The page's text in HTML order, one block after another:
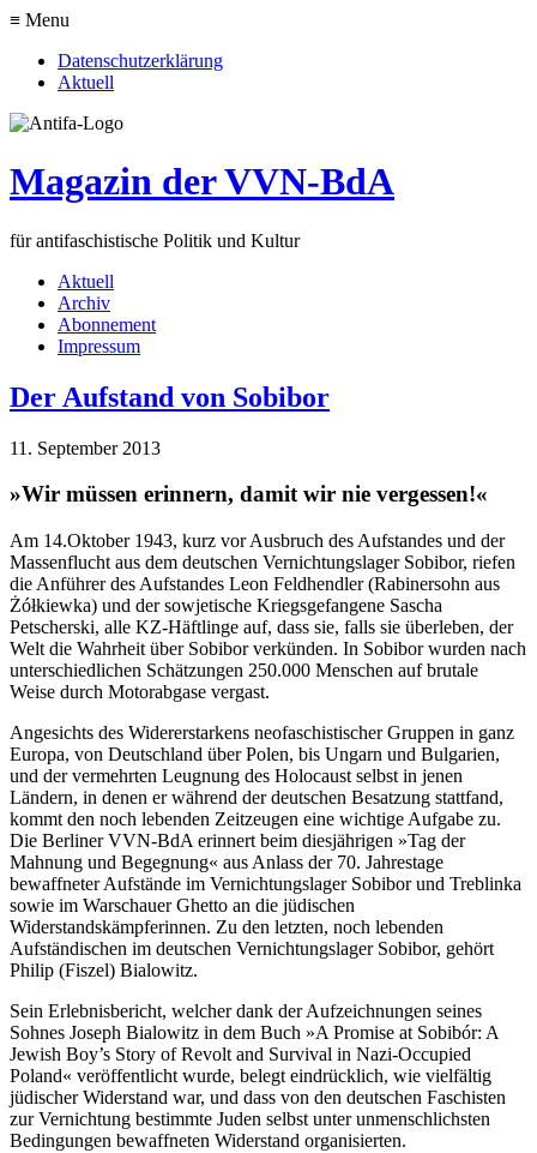
≡ Menu
Datenschutzerklärung
Aktuell
Magazin der VVN-BdA
für antifaschistische Politik und Kultur
Aktuell
Archiv
Abonnement
Impressum
Der Aufstand von Sobibor
11. September 2013
»Wir müssen erinnern, damit wir nie vergessen!«
Am 14.Oktober 1943, kurz vor Ausbruch des Aufstandes und der
Massenflucht aus dem deutschen Vernichtungslager Sobibor, riefen
die Anführer des Aufstandes Leon Feldhendler (Rabinersohn aus
Żółkiewka) und der sowjetische Kriegsgefangene Sascha
Petscherski, alle KZ-Häftlinge auf, dass sie, falls sie überleben, der
Welt die Wahrheit über Sobibor verkünden. In Sobibor wurden nach
unterschiedlichen Schätzungen 250.000 Menschen auf brutale
Weise durch Motorabgase vergast.
Angesichts des Widererstarkens neofaschistischer Gruppen in ganz
Europa, von Deutschland über Polen, bis Ungarn und Bulgarien,
und der vermehrten Leugnung des Holocaust selbst in jenen
Ländern, in denen er während der deutschen Besatzung stattfand,
kommt den noch lebenden Zeitzeugen eine wichtige Aufgabe zu.
Die Berliner VVN-BdA erinnert beim diesjährigen »Tag der
Mahnung und Begegnung« aus Anlass der 70. Jahrestage
bewaffneter Aufstände im Vernichtungslager Sobibor und Treblinka
sowie im Warschauer Ghetto an die jüdischen
Widerstandskämpferinnen. Zu den letzten, noch lebenden
Aufständischen im deutschen Vernichtungslager Sobibor, gehört
Philip (Fiszel) Bialowitz.
Sein Erlebnisbericht, welcher dank der Aufzeichnungen seines
Sohnes Joseph Bialowitz in dem Buch »A Promise at Sobibór: A
Jewish Boy’s Story of Revolt and Survival in Nazi-Occupied
Poland« veröffentlicht wurde, belegt eindrücklich, wie vielfältig
jüdischer Widerstand war, und dass von den deutschen Faschisten
zur Vernichtung bestimmte Juden selbst unter unmenschlichsten
Bedingungen bewaffneten Widerstand organisierten.